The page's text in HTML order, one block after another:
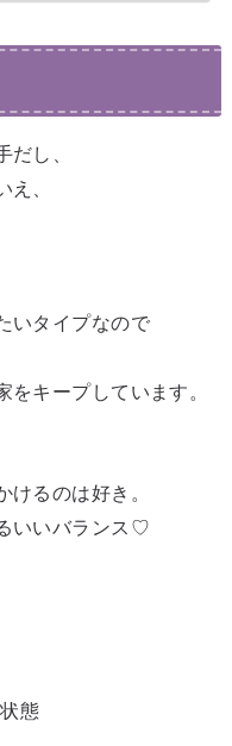
し、
、
いタイプなので
キープしています。
るのは好き。
いいバランス♡
態